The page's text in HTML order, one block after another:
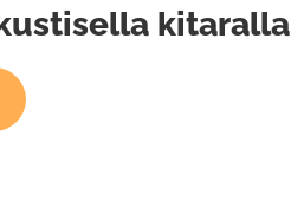
kitaralla